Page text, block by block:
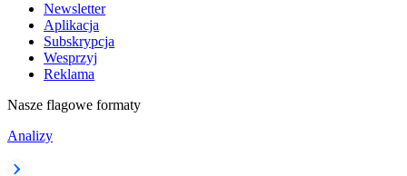
Newsletter
Aplikacja
Subskrypcja
Wesprzyj
Reklama
Nasze flagowe formaty
Analizy